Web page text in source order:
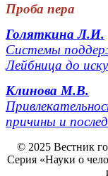
Проба пера
Голяткина Л.И.
Системы
Лейбница до
Клинова М.В.
причины и
© 2025 Вестник
Серия «Науки о